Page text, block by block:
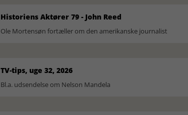
Historiens Aktører 79 - John Reed
Ole Mortensøn fortæller om den amerikanske journalist
TV-tips, uge 32, 2026
Bl.a. udsendelse om Nelson Mandela